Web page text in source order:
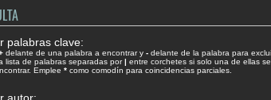
palabras clave:
delante de una palabra a encontrar y - delante de la palabra para
lista de palabras separadas por| entre corchetes si solo una de ellas se
Emplee * como comodín para coincidencias parciales.